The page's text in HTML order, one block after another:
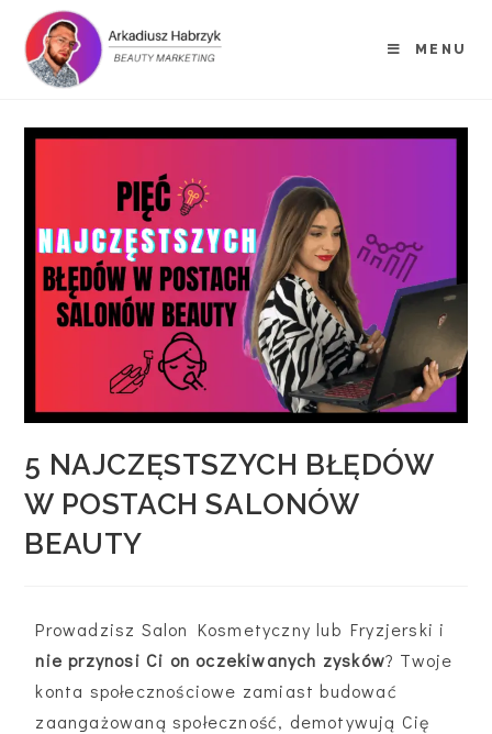
MENU
5 NAJCZĘSTSZYCH BŁĘDÓW
W POSTACH SALONÓW
BEAUTY
Prowadzisz Salon Kosmetyczny lub Fryzjerski i
nie przynosi Ci on oczekiwanych zysków? Twoje
konta społecznościowe zamiast budować
zaangażowaną społeczność, demotywują Cię